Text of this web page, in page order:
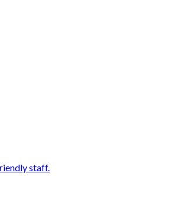
staff.